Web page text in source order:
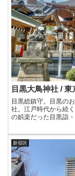
目黒大鳥神社 /
目黒総鎮守。目黒の
社。江戸時代から続
の娯楽だった目黒詣
新宿区